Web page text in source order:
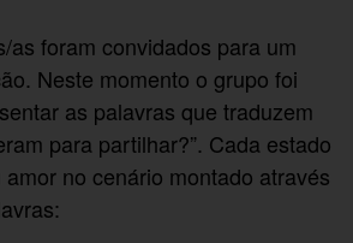
as foram convidados para um
Neste momento o grupo foi
as palavras que traduzem
para partilhar?”. Cada estado
no cenário montado através